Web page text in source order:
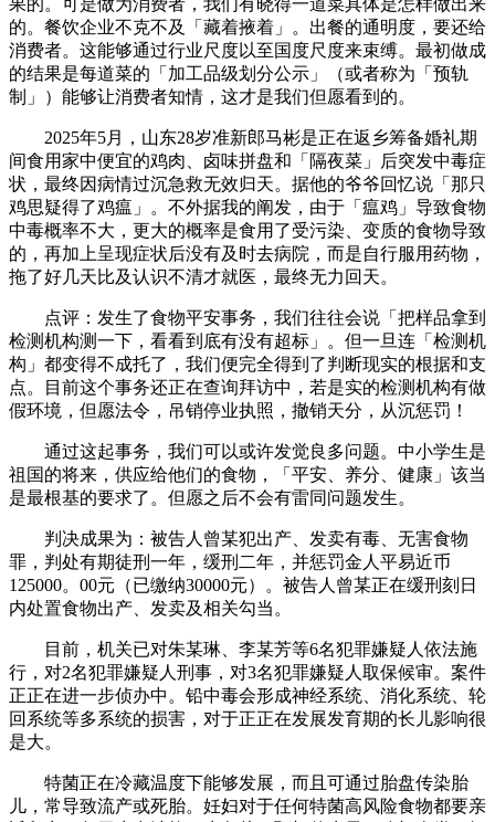
的。餐饮企业不克不及「藏着掖着」。出餐的通明度，要还给
消费者。这能够通过行业尺度以至国度尺度来束缚。最初做成
的结果是每道菜的「加工品级划分公示」（或者称为「预轨
制」）能够让消费者知情，这才是我们但愿看到的。
2025年5月，山东28岁准新郎马彬是正在返乡筹备婚礼期
间食用家中便宜的鸡肉、卤味拼盘和「隔夜菜」后突发中毒症
状，最终因病情过沉急救无效归天。据他的爷爷回忆说「那只
鸡思疑得了鸡瘟」。不外据我的阐发，由于「瘟鸡」导致食物
中毒概率不大，更大的概率是食用了受污染、变质的食物导致
的，再加上呈现症状后没有及时去病院，而是自行服用药物，
拖了好几天比及认识不清才就医，最终无力回天。
点评：发生了食物平安事务，我们往往会说「把样品拿到
检测机构测一下，看看到底有没有超标」。但一旦连「检测机
构」都变得不成托了，我们便完全得到了判断现实的根据和支
点。目前这个事务还正在查询拜访中，若是实的检测机构有做
假环境，但愿法令，吊销停业执照，撤销天分，从沉惩罚！
通过这起事务，我们可以或许发觉良多问题。中小学生是
祖国的将来，供应给他们的食物，「平安、养分、健康」该当
是最根基的要求了。但愿之后不会有雷同问题发生。
判决成果为：被告人曾某犯出产、发卖有毒、无害食物
罪，判处有期徒刑一年，缓刑二年，并惩罚金人平易近币
125000。00元（已缴纳30000元）。被告人曾某正在缓刑刻日
内处置食物出产、发卖及相关勾当。
目前，机关已对朱某琳、李某芳等6名犯罪嫌疑人依法施
行，对2名犯罪嫌疑人刑事，对3名犯罪嫌疑人取保候审。案件
正正在进一步侦办中。铅中毒会形成神经系统、消化系统、轮
回系统等多系统的损害，对于正正在发展发育期的长儿影响很
是大。
特菌正在冷藏温度下能够发展，而且可通过胎盘传染胎
儿，常导致流产或死胎。妊妇对于任何特菌高风险食物都要亲